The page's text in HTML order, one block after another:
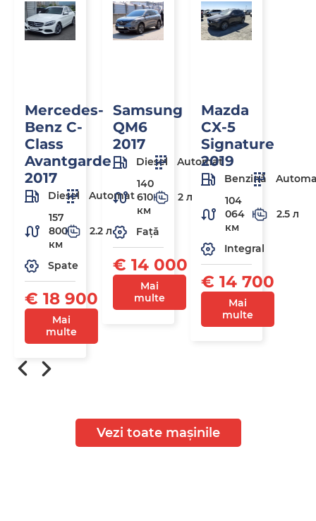
Mercedes-
Benz C-
Class
Avantgarde
2017
Diesel
Automat
157
800
км
2.2 л
Spate
€ 18 900
Mai
multe
Samsung
QM6
2017
Diesel
Automat
140
610
км
2 л
Față
€ 14 000
Mai
multe
Mazda
CX-5
Signature
2019
Benzină
104
064
км
2.5 л
Integral
€ 14 700
Mai
multe
Vezi toate mașinile